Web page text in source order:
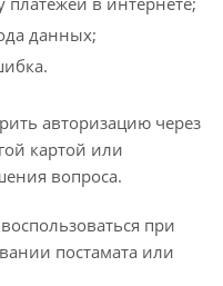
данных;
авторизацию через
картой или
вопроса.
при
постамата или